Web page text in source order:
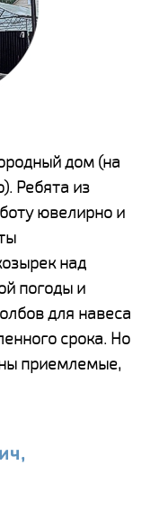
дом (на
Ребята из
ювелирно и
над
погоды и
для навеса
срока. Но
приемлемые,